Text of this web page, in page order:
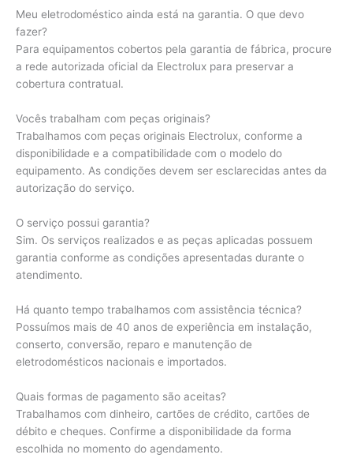
Meu eletrodoméstico ainda está na garantia. O que devo
fazer?
Para equipamentos cobertos pela garantia de fábrica, procure
a rede autorizada oficial da Electrolux para preservar a
cobertura contratual.
Vocês trabalham com peças originais?
Trabalhamos com peças originais Electrolux, conforme a
disponibilidade e a compatibilidade com o modelo do
equipamento. As condições devem ser esclarecidas antes da
autorização do serviço.
O serviço possui garantia?
Sim. Os serviços realizados e as peças aplicadas possuem
garantia conforme as condições apresentadas durante o
atendimento.
Há quanto tempo trabalhamos com assistência técnica?
Possuímos mais de 40 anos de experiência em instalação,
conserto, conversão, reparo e manutenção de
eletrodomésticos nacionais e importados.
Quais formas de pagamento são aceitas?
Trabalhamos com dinheiro, cartões de crédito, cartões de
débito e cheques. Confirme a disponibilidade da forma
escolhida no momento do agendamento.